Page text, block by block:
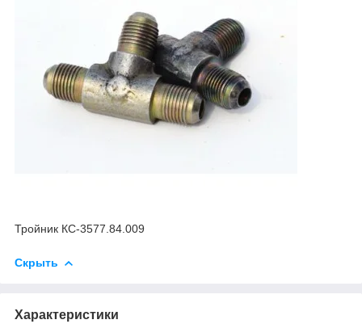
Тройник КС-3577.84.009
Скрыть
Характеристики